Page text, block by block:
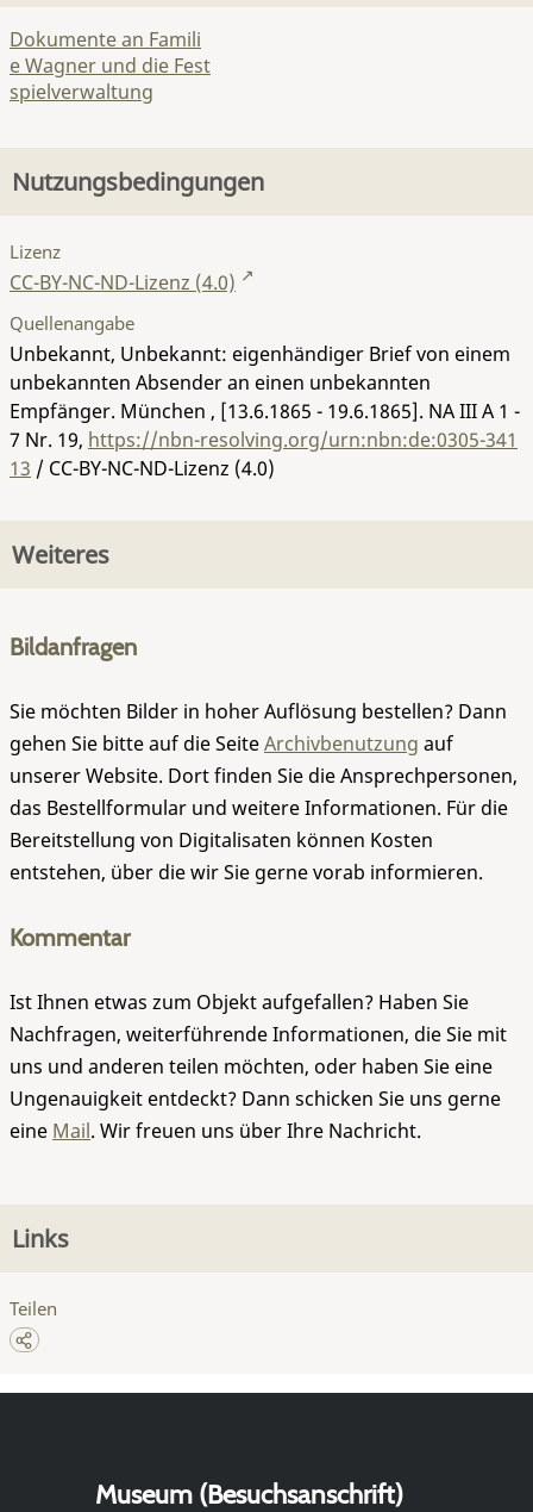
Dokumente an Famili
e Wagner und die Fest
spielverwaltung
Nutzungsbedingungen
Lizenz
CC-BY-NC-ND-Lizenz (4.0)
Quellenangabe
Unbekannt, Unbekannt: eigenhändiger Brief von einem
unbekannten Absender an einen unbekannten
Empfänger. München , [13.6.1865 - 19.6.1865]. NA III A 1 -
7 Nr. 19, https://nbn-resolving.org/urn:nbn:de:0305-341
13 / CC-BY-NC-ND-Lizenz (4.0)
Weiteres
Bildanfragen
Sie möchten Bilder in hoher Auflösung bestellen? Dann
gehen Sie bitte auf die SeiteArchivbenutzung auf
unserer Website. Dort finden Sie die Ansprechpersonen,
das Bestellformular und weitere Informationen. Für die
Bereitstellung von Digitalisaten können Kosten
entstehen, über die wir Sie gerne vorab informieren.
Kommentar
Ist Ihnen etwas zum Objekt aufgefallen? Haben Sie
Nachfragen, weiterführende Informationen, die Sie mit
uns und anderen teilen möchten, oder haben Sie eine
Ungenauigkeit entdeckt? Dann schicken Sie uns gerne
eine Mail. Wir freuen uns über Ihre Nachricht.
Links
Teilen
Museum (Besuchsanschrift)